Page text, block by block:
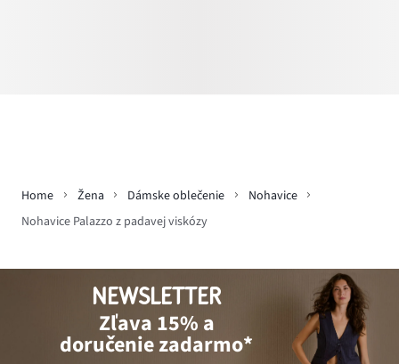
Home Žena Dámske oblečenie
Nohavice
Nohavice Palazzo z padavej viskózy
NEWSLETTER
Zľava 15% a
doručenie zadarmo*